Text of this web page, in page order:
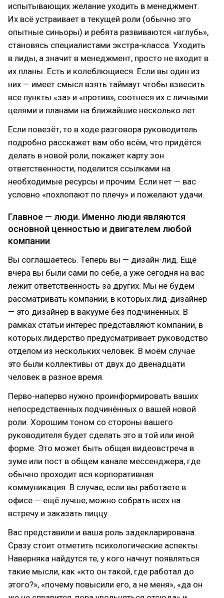
испытывающих желание уходить в менеджмент.
Их всё устраивает в текущей роли (обычно это
опытные синьоры) и ребята развиваются «вглубь»,
становясь специалистами экстра-класса. Уходить
в лиды, а значит в менеджмент, просто не входит в
их планы. Есть и колеблющиеся. Если вы один из
них — имеет смысл взять таймаут чтобы взвесить
все пункты «за» и «против», соотнеся их с личными
целями и планами на ближайшие несколько лет.
Если повезёт, то в ходе разговора руководитель
подробно расскажет вам обо всём, что придётся
делать в новой роли, покажет карту зон
ответственности, поделится ссылками на
необходимые ресурсы и прочим. Если нет — вас
условно «похлопают по плечу» и пожелают удачи.
Главное — люди. Именно люди являются
основной ценностью и двигателем любой
компании
Вы соглашаетесь. Теперь вы — дизайн-лид. Ещё
вчера вы были сами по себе, а уже сегодня на вас
лежит ответственность за других. Мы не будем
рассматривать компании, в которых лид-дизайнер
— это дизайнер в вакууме без подчинённых. В
рамках статьи интерес представляют компании, в
которых лидерство предусматривает руководство
отделом из нескольких человек. В моём случае
это были коллективы от двух до двенадцати
человек в разное время.
Перво-наперво нужно проинформировать ваших
непосредственных подчинённых о вашей новой
роли. Хорошим тоном со стороны вашего
руководителя будет сделать это в той или иной
форме. Это может быть общая видеовстреча в
зуме или пост в общем канале мессенджера, где
обычно проходит вся корпоративная
коммуникация. В случае, если вы работаете в
офисе — ещё лучше, можно собрать всех на
встречу и заказать пиццу.
Вас представили и ваша роль задекларирована.
Сразу стоит отметить психологические аспекты.
Наверняка найдутся те, у кого начнут появляться
такие мысли, как «кто он такой, где работал до
этого?», «почему повысили его, а не меня», «да он